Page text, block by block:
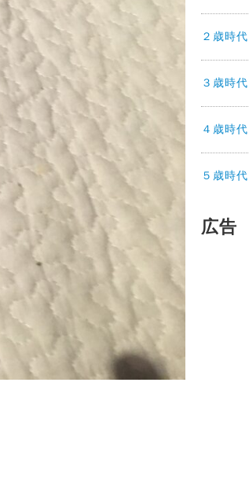
２歳時代
３歳時代
４歳時代
５歳時代
広告